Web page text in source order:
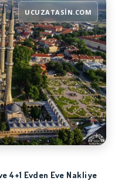
UCUZATASIN.COM
4+1 Evden Eve Nakliye